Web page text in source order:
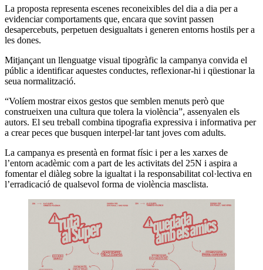
La proposta representa escenes reconeixibles del dia a dia per a
evidenciar comportaments que, encara que sovint passen
desapercebuts, perpetuen desigualtats i generen entorns hostils per a
les dones.
Mitjançant un llenguatge visual tipogràfic la campanya convida el
públic a identificar aquestes conductes, reflexionar-hi i qüestionar la
seua normalització.
“Volíem mostrar eixos gestos que semblen menuts però que
construeixen una cultura que tolera la violència”, assenyalen els
autors. El seu treball combina tipografia expressiva i informativa per
a crear peces que busquen interpel·lar tant joves com adults.
La campanya es presentà en format físic i per a les xarxes de
l’entorn acadèmic com a part de les activitats del 25N i aspira a
fomentar el diàleg sobre la igualtat i la responsabilitat col·lectiva en
l’erradicació de qualsevol forma de violència masclista.